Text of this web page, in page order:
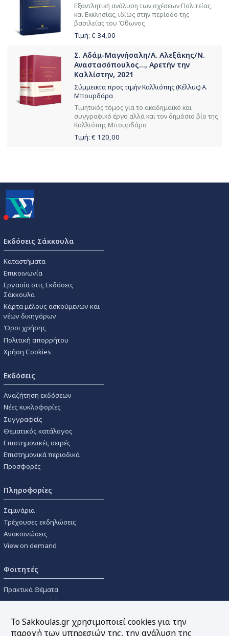
Εξαντλητική ανάλυση των σχέσεων Πολιτείας
και Εκκλησίας, ιδίως στην περίοδο της
βασιλείας του Όθωνος
Τιμή: € 34,00
Σ. Αδάμ-Μαγνήσαλη/Α. Αλεξάκης/Ν.
Αναστασόπουλος..., Αρετήν την
Καλλίστην, 2021
Σύμμεικτα προς τιμήν Καλλιόπης (Κέλλυς) Α.
Μπουρδάρα
Τιμητικός τόμος για το ακαδημαϊκό και
συγγραφικό έργο αλλά και τον δημόσιο βίο της
Καλλιόπης Μπουρδάρα
Τιμή: € 120,00
Εκδόσεις Σάκκουλα
Καταστήματα
Επικοινωνία
Εργασία στις Εκδόσεις
Σάκκουλα
Κάρτα μέλους ασκούμενων και
νέων δικηγόρων
Όροι χρήσης
Πολιτική απορρήτου
Χρήση Cookies
Εκδόσεις
Αναζήτηση εκδόσεων
Νέες κυκλοφορίες
Συγγραφείς
Θεματικός κατάλογος
Επιστημονικές σειρές
Επιστημονικά περιοδικά
Προσφορές
Πληροφορίες
Σεμινάρια
Τρέχουσες εκδηλώσεις
Ανακοινώσεις
View on demand
Φοιτητές
Πρακτικά Θέματα
Οικονομικοί Κώδικες
Συγγραμμάτων
Το Sakkoulas.gr χρησιμοποιεί cookies για την
παροχή των υπηρεσιών της, την ανάλυση της